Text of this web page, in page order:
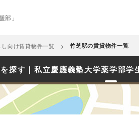
部」
向け賃貸物件一覧 竹芝駅の賃貸物件一覧
探す｜私立慶應義塾大学薬学部